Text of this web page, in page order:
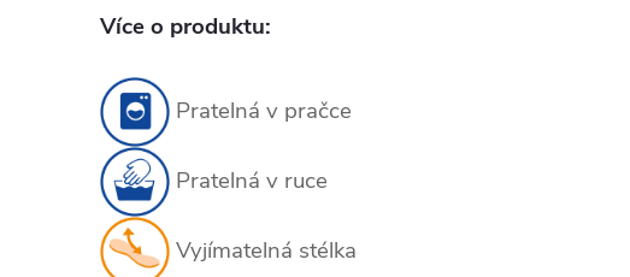
Více o produktu:
Pratelná v pračce
Pratelná v ruce
Vyjímatelná stélka